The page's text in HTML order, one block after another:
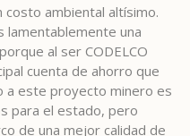
ambiental altísimo.
una
al ser CODELCO
cuenta de ahorro que
a este proyecto minero es
para el estado, pero
de una mejor calidad de